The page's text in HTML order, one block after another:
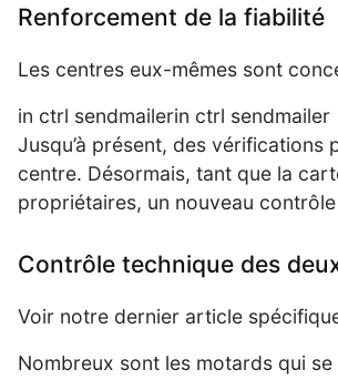
Renforcement de la fiabilité
Les centres eux-mêmes sont
in ctrl sendmailerin ctrl sendmailer
Jusqu’à présent, des
centre. Désormais, tant que la
propriétaires, un nouveau
Contrôle technique des
Voir notre dernier article
Nombreux sont les motards qui